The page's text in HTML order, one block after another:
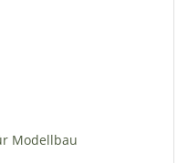
Modellbau